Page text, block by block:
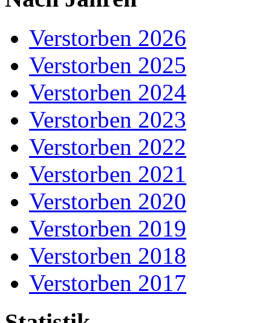
Verstorben 2026
Verstorben 2025
Verstorben 2024
Verstorben 2023
Verstorben 2022
Verstorben 2021
Verstorben 2020
Verstorben 2019
Verstorben 2018
Verstorben 2017